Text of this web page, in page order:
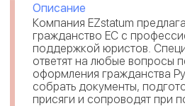
Описание
Компания EZstatum
гражданство ЕС с
поддержкой юристов.
ответят на любые вопросы
оформления гражданства
собрать документы,
присяги и сопроводят при